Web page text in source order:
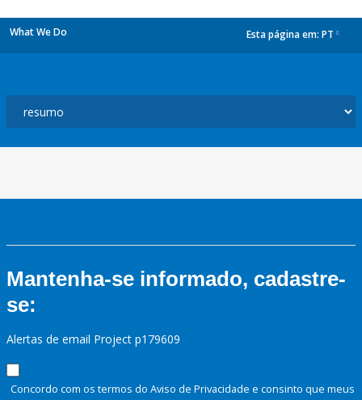
What We Do Esta página em: PT
Mantenha-se informado, cadastre-
se:
Alertas de email Project p179609
Concordo com os termos do Aviso de Privacidade e consinto que meus